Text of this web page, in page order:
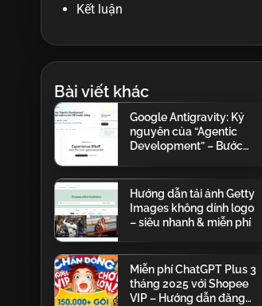
Kết luận
Bài viết khác
Google Antigravity: Kỷ
nguyên của “Agentic
Development” – Bước
Hướng dẫn tải ảnh Getty
Images không dính logo
– siêu nhanh & miễn phí
Miễn phí ChatGPT Plus 3
tháng 2025 với Shopee
VIP – Hướng dẫn đăng